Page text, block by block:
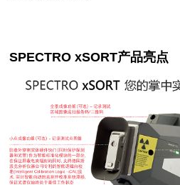
SPECTRO xSORT产品亮点